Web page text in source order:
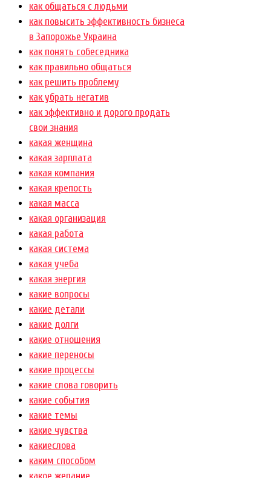
как общаться с людьми
как повысить эффективность бизнеса
в Запорожье Украина
как понять собеседника
как правильно общаться
как решить проблему
как убрать негатив
как эффективно и дорого продать
свои знания
какая женщина
какая зарплата
какая компания
какая крепость
какая масса
какая организация
какая работа
какая система
какая учеба
какая энергия
какие вопросы
какие детали
какие долги
какие отношения
какие переносы
какие процессы
какие слова говорить
какие события
какие темы
какие чувства
какиеслова
каким способом